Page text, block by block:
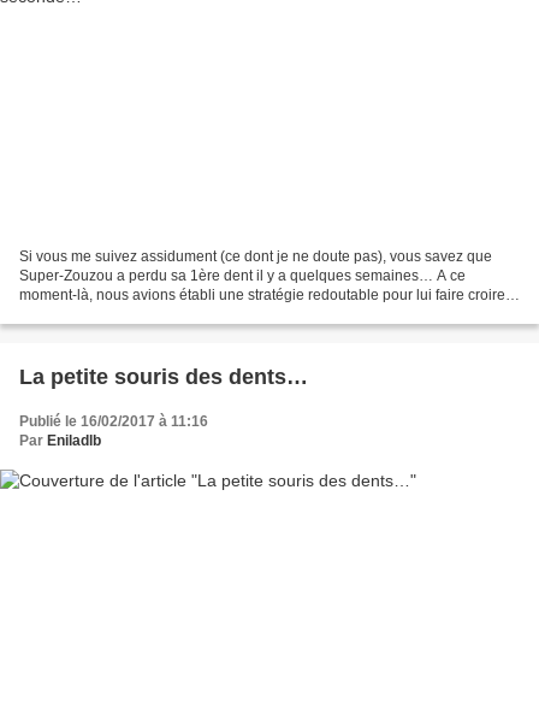
Si vous me suivez assidument (ce dont je ne doute pas), vous savez que
Super-Zouzou a perdu sa 1ère dent il y a quelques semaines… A ce
moment-là, nous avions établi une stratégie redoutable pour lui faire croire à
La petite souris des dents…
Publié le 16/02/2017 à 11:16
Par Eniladlb